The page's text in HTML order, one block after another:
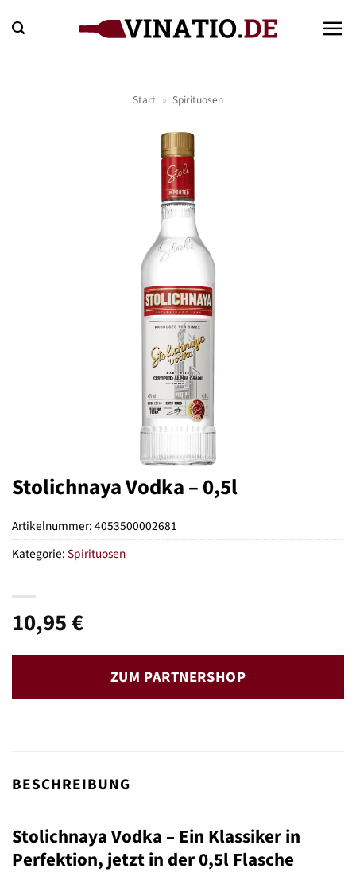
Inhalt
Start » Spirituosen
Stolichnaya Vodka – 0,5l
10,95€
ZUM PARTNERSHOP
Artikelnummer:4053500002681
Kategorie:Spirituosen
BESCHREIBUNG
Stolichnaya Vodka – Ein Klassiker in
Perfektion, jetzt in der 0,5l Flasche